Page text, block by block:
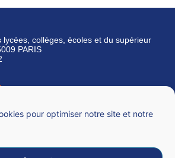
pour optimiser notre site et notre
lycées, collèges, écoles et du supérieur
PARIS